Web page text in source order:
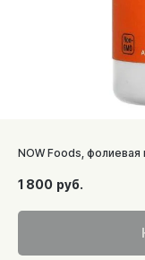
NOW Foods, фолиевая
1 800 руб.